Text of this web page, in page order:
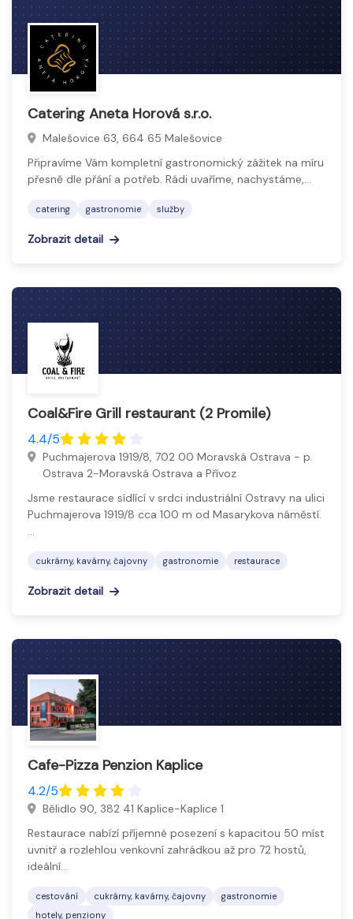
Catering Aneta Horová s.r.o.
Malešovice 63, 664 65 Malešovice
Připravíme Vám kompletní gastronomický zážitek na míru
přesně dle přání a potřeb. Rádi uvaříme, nachystáme,…
catering gastronomie služby
Zobrazit detail
Coal&Fire Grill restaurant (2 Promile)
4.4/5
Puchmajerova 1919/8, 702 00 Moravská Ostrava - p.
Ostrava 2-Moravská Ostrava a Přívoz
Jsme restaurace sídlící v srdci industriální Ostravy na ulici
Puchmajerova 1919/8 cca 100 m od Masarykova náměstí.
…
cukrárny, kavárny, čajovny gastronomie restaurace
Zobrazit detail
Cafe-Pizza Penzion Kaplice
4.2/5
Bělidlo 90, 382 41 Kaplice-Kaplice 1
Restaurace nabízí příjemné posezení s kapacitou 50 míst
uvnitř a rozlehlou venkovní zahrádkou až pro 72 hostů,
ideální…
cestování cukrárny, kavárny, čajovny
gastronomie
hotely, penziony